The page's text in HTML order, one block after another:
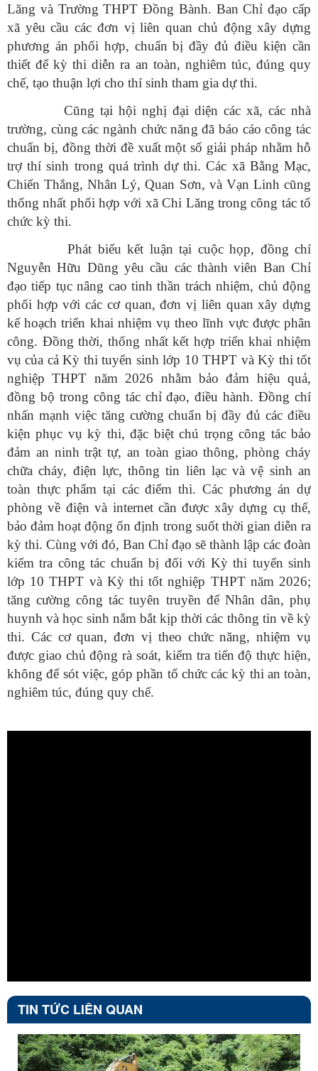
Lăng và Trường THPT Đồng Bành. Ban Chỉ đạo cấp
xã yêu cầu các đơn vị liên quan chủ động xây dựng
phương án phối hợp, chuẩn bị đầy đủ điều kiện cần
thiết để kỳ thi diễn ra an toàn, nghiêm túc, đúng quy
chế, tạo thuận lợi cho thí sinh tham gia dự thi.
Cũng tại hội nghị đại diện các xã, các nhà
trường, cùng các ngành chức năng đã báo cáo công tác
chuẩn bị, đồng thời đề xuất một số giải pháp nhằm hỗ
trợ thí sinh trong quá trình dự thi. Các xã Bằng Mạc,
Chiến Thắng, Nhân Lý, Quan Sơn, và Vạn Linh cũng
thống nhất phối hợp với xã Chi Lăng trong công tác tổ
chức kỳ thi.
Phát biểu kết luận tại cuộc họp, đồng chí
Nguyễn Hữu Dũng yêu cầu các thành viên Ban Chỉ
đạo tiếp tục nâng cao tinh thần trách nhiệm, chủ động
phối hợp với các cơ quan, đơn vị liên quan xây dựng
kế hoạch triển khai nhiệm vụ theo lĩnh vực được phân
công. Đồng thời, thống nhất kết hợp triển khai nhiệm
vụ của cả Kỳ thi tuyển sinh lớp 10 THPT và Kỳ thi tốt
nghiệp THPT năm 2026 nhằm bảo đảm hiệu quả,
đồng bộ trong công tác chỉ đạo, điều hành. Đồng chí
nhấn mạnh việc tăng cường chuẩn bị đầy đủ các điều
kiện phục vụ kỳ thi, đặc biệt chú trọng công tác bảo
đảm an ninh trật tự, an toàn giao thông, phòng cháy
chữa cháy, điện lực, thông tin liên lạc và vệ sinh an
toàn thực phẩm tại các điểm thi. Các phương án dự
phòng về điện và internet cần được xây dựng cụ thể,
bảo đảm hoạt động ổn định trong suốt thời gian diễn ra
kỳ thi. Cùng với đó, Ban Chỉ đạo sẽ thành lập các đoàn
kiểm tra công tác chuẩn bị đối với Kỳ thi tuyển sinh
lớp 10 THPT và Kỳ thi tốt nghiệp THPT năm 2026;
tăng cường công tác tuyên truyền để Nhân dân, phụ
huynh và học sinh nắm bắt kịp thời các thông tin về kỳ
thi. Các cơ quan, đơn vị theo chức năng, nhiệm vụ
được giao chủ động rà soát, kiểm tra tiến độ thực hiện,
không để sót việc, góp phần tổ chức các kỳ thi an toàn,
nghiêm túc, đúng quy chế.
TIN TỨC LIÊN QUAN